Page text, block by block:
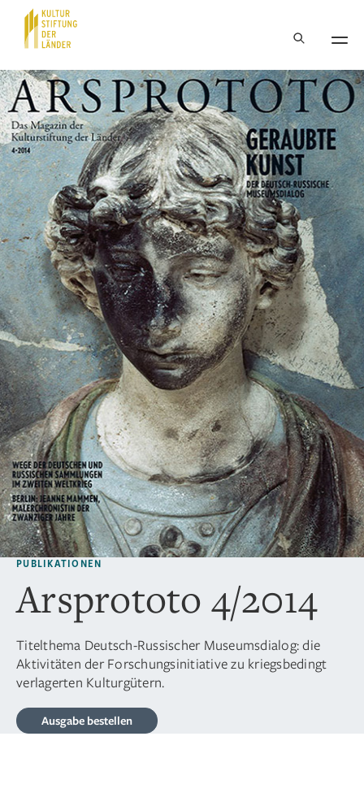
Hauptnavigation
PUBLIKATIONEN
Arsprototo 4/2014
Titelthema Deutsch-Russischer Museumsdialog: die
Aktivitäten der Forschungsinitiative zu kriegsbedingt
verlagerten Kulturgütern.
Ausgabe bestellen